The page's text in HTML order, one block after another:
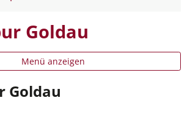
Goldau
Menü anzeigen
Goldau